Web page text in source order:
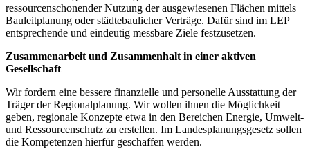
ressourcenschonender Nutzung der ausgewiesenen Flächen mittels
Bauleitplanung oder städtebaulicher Verträge. Dafür sind im LEP
entsprechende und eindeutig messbare Ziele festzusetzen.
Zusammenarbeit und Zusammenhalt in einer aktiven
Gesellschaft
Wir fordern eine bessere finanzielle und personelle Ausstattung der
Träger der Regionalplanung. Wir wollen ihnen die Möglichkeit
geben, regionale Konzepte etwa in den Bereichen Energie, Umwelt-
und Ressourcenschutz zu erstellen. Im Landesplanungsgesetz sollen
die Kompetenzen hierfür geschaffen werden.